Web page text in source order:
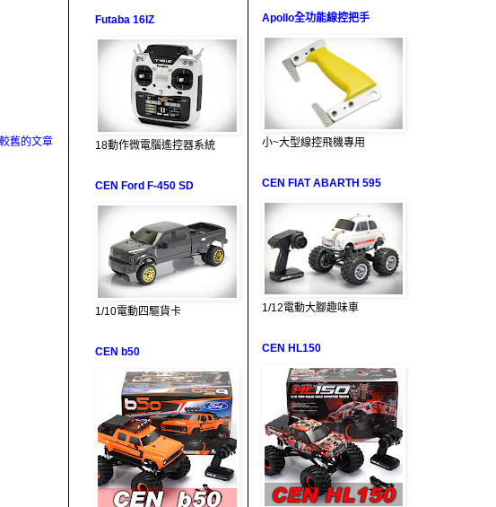
較舊的文章
Futaba 16IZ
18動作微電腦遙控器系統
CEN Ford F-450 SD
1/10電動四驅貨卡
CEN b50
Apollo全功能線控把手
小~大型線控飛機專用
CEN FIAT ABARTH 595
1/12電動大腳趣味車
CEN HL150